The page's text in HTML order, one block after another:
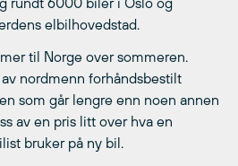
elbilhovedstad.
til Norge over sommeren.
nordmenn forhåndsbestilt
som går lengre enn noen annen
av en pris litt over hva en
bruker på ny bil.